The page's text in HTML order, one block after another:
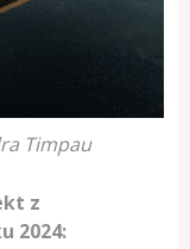
Timpau
z
2024: